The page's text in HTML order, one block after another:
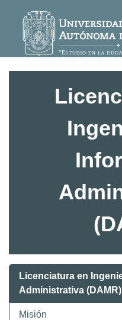
Licenciatura en
Administrativa (DAMR)
Misión